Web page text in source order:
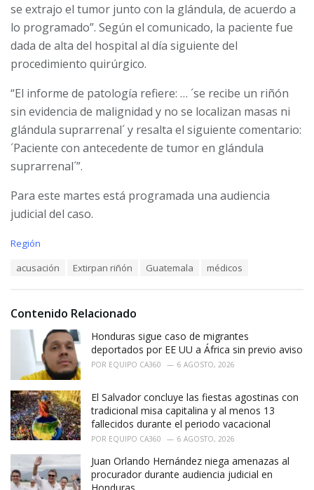
se extrajo el tumor junto con la glándula, de acuerdo a
lo programado”. Según el comunicado, la paciente fue
dada de alta del hospital al día siguiente del
procedimiento quirúrgico.
“El informe de patología refiere: … ´se recibe un riñón
sin evidencia de malignidad y no se localizan masas ni
glándula suprarrenal´ y resalta el siguiente comentario:
´Paciente con antecedente de tumor en glándula
suprarrenal´”.
Para este martes está programada una audiencia
judicial del caso.
C
r
i
Región
:
acusación Extirpan riñón Guatemala médicos
Contenido Relacionado
Honduras sigue caso de migrantes
deportados por EE UU a África sin previo aviso
POR EQUIPO CA360 6 AGOSTO, 2026
El Salvador concluye las fiestas agostinas con
tradicional misa capitalina y al menos 13
fallecidos durante el periodo vacacional
POR EQUIPO CA360 6 AGOSTO, 2026
Juan Orlando Hernández niega amenazas al
procurador durante audiencia judicial en
Honduras